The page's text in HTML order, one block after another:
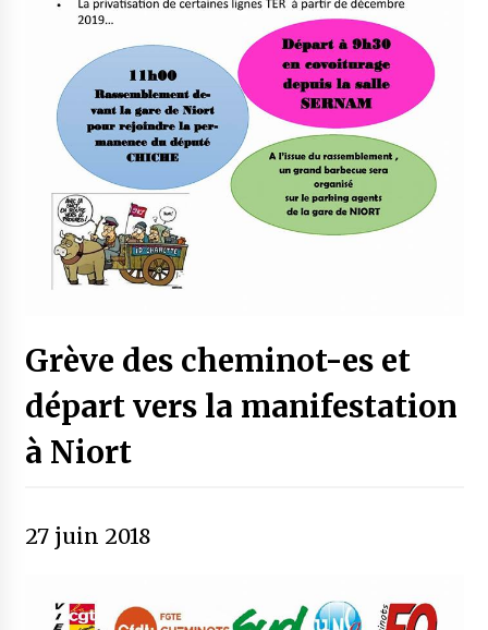
Grève des cheminot-es et
départ vers la manifestation
à Niort
27 juin 2018